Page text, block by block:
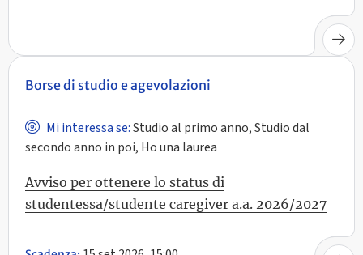
Borse di studio e agevolazioni
Mi interessa se:Studio al primo anno, Studio dal
secondo anno in poi, Ho una laurea
Avviso per ottenere lo status di
studentessa/studente caregiver a.a. 2026/2027